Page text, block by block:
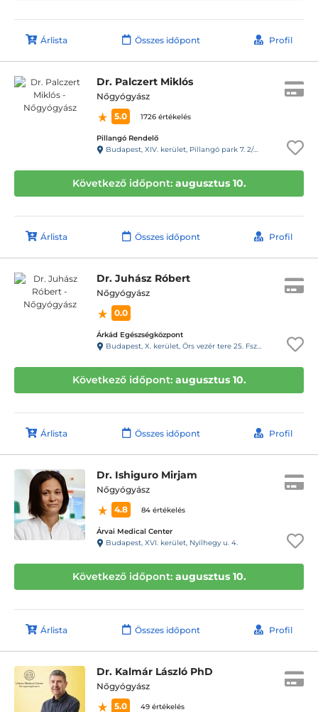
Árlista Összes időpont Profil
Dr. Palczert Miklós
Nőgyógyász
5.0
1726 értékelés
Pillangó Rendelő
Budapest, XIV. kerület, Pillangó park 7. 2/5. Csengő: 1205 kisharang
Következő időpont: augusztus 10.
Árlista Összes időpont Profil
Dr. Juhász Róbert
Nőgyógyász
0.0
Árkád Egészségközpont
Budapest, X. kerület, Örs vezér tere 25. Fsz.048
Következő időpont: augusztus 10.
Árlista Összes időpont Profil
Dr. Ishiguro Mirjam
Nőgyógyász
4.8
84 értékelés
Árvai Medical Center
Budapest, XVI. kerület, Nyílhegy u. 4.
Következő időpont: augusztus 10.
Árlista Összes időpont Profil
Dr. Kalmár László PhD
Nőgyógyász
5.0
49 értékelés